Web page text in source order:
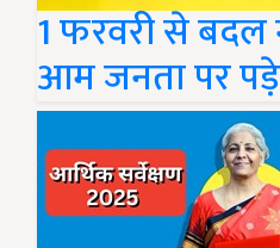
1 फरवरी से
आम जनता पर